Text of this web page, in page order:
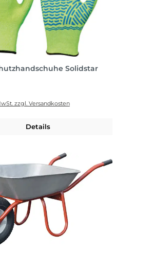
Solidstar
zzgl. Versandkosten
Details